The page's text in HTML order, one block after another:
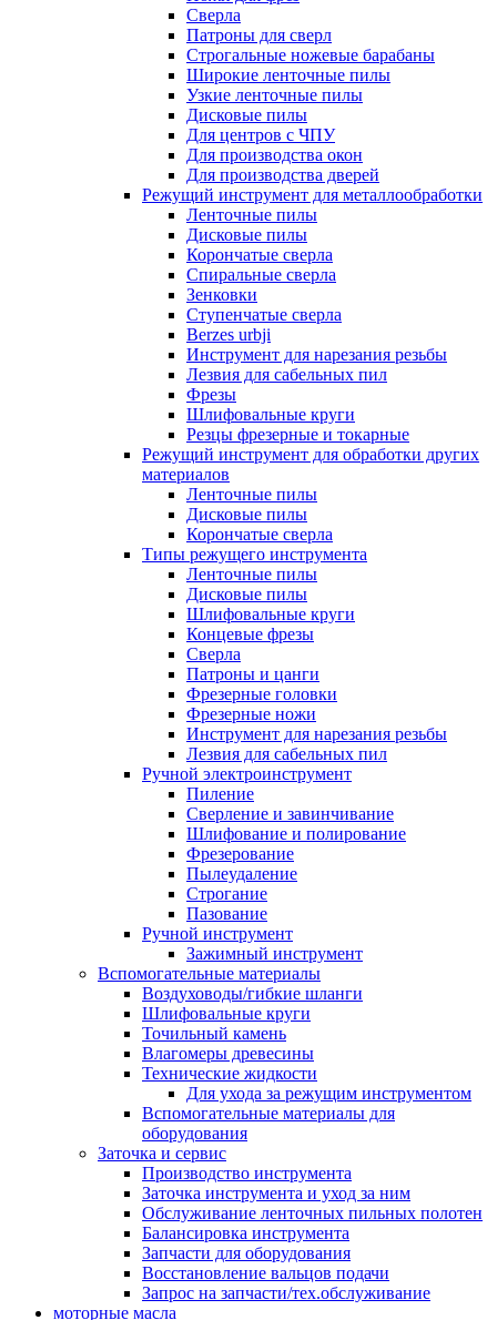
Сверла
Патроны для сверл
Строгальные ножевые барабаны
Широкие ленточные пилы
Узкие ленточные пилы
Дисковые пилы
Для центров с ЧПУ
Для производства окон
Для производства дверей
Режущий инструмент для металлообработки
Ленточные пилы
Дисковые пилы
Корончатые сверла
Спиральные сверла
Зенковки
Ступенчатые сверла
Berzes urbji
Инструмент для нарезания резьбы
Лезвия для сабельных пил
Фрезы
Шлифовальные круги
Резцы фрезерные и токарные
Режущий инструмент для обработки других
материалов
Ленточные пилы
Дисковые пилы
Корончатые сверла
Типы режущего инструмента
Ленточные пилы
Дисковые пилы
Шлифовальные круги
Концевые фрезы
Сверла
Патроны и цанги
Фрезерные головки
Фрезерные ножи
Инструмент для нарезания резьбы
Лезвия для сабельных пил
Ручной электроинструмент
Пиление
Сверление и завинчивание
Шлифование и полирование
Фрезерование
Пылеудаление
Строгание
Пазование
Ручной инструмент
Зажимный инструмент
Вспомогательные материалы
Воздуховоды/гибкие шланги
Шлифовальные круги
Точильный камень
Влагомеры древесины
Технические жидкости
Для ухода за режущим инструментом
Вспомогательные материалы для
оборудования
Заточка и сервис
Производство инструмента
Заточка инструмента и уход за ним
Обслуживание ленточных пильных полотен
Балансировка инструмента
Запчасти для оборудования
Восстановление вальцов подачи
Запрос на запчасти/тех.обслуживание
моторные масла